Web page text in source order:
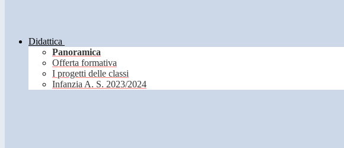
Didattica
Panoramica
Offerta formativa
I progetti delle classi
Infanzia A. S. 2023/2024